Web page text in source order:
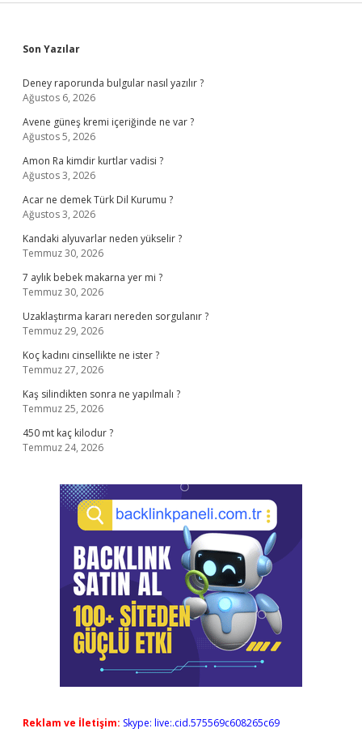
Sidebar
Son Yazılar
Deney raporunda bulgular nasıl yazılır ?
Ağustos 6, 2026
Avene güneş kremi içeriğinde ne var ?
Ağustos 5, 2026
Amon Ra kimdir kurtlar vadisi ?
Ağustos 3, 2026
Acar ne demek Türk Dil Kurumu ?
Ağustos 3, 2026
Kandaki alyuvarlar neden yükselir ?
Temmuz 30, 2026
7 aylık bebek makarna yer mi ?
Temmuz 30, 2026
Uzaklaştırma kararı nereden sorgulanır ?
Temmuz 29, 2026
Koç kadını cinsellikte ne ister ?
Temmuz 27, 2026
Kaş silindikten sonra ne yapılmalı ?
Temmuz 25, 2026
450 mt kaç kilodur ?
Temmuz 24, 2026
Reklam ve İletişim: Skype: live:.cid.575569c608265c69